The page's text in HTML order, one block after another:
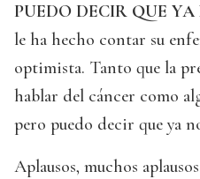
PUEDO DECIR QUE YA
le ha hecho contar su
optimista. Tanto que la
hablar del cáncer como
pero puedo decir que ya
Aplausos, muchos